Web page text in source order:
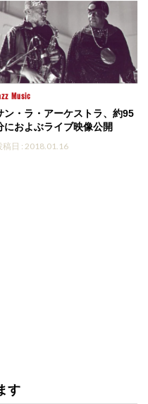
Music
ン・ラ・アーケストラ、約95
におよぶライブ映像公開
稿日 : 2018.01.16
す